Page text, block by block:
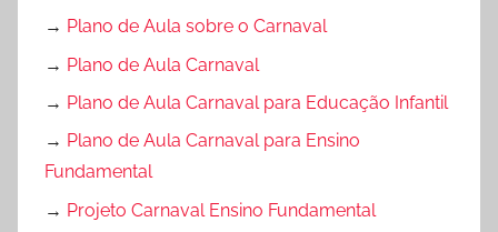
→ Plano de Aula sobre o Carnaval
→ Plano de Aula Carnaval
→ Plano de Aula Carnaval para Educação Infantil
→ Plano de Aula Carnaval para Ensino
Fundamental
→ Projeto Carnaval Ensino Fundamental